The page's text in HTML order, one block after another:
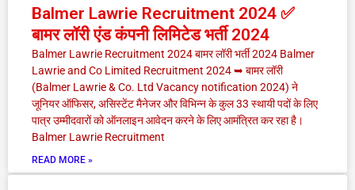
Balmer Lawrie Recruitment 2024 ✅
बामर लॉरी एंड कंपनी लिमिटेड भर्ती 2024
Balmer Lawrie Recruitment 2024 बामर लॉरी भर्ती 2024 Balmer
Lawrie and Co Limited Recruitment 2024 ➥ बामर लॉरी
(Balmer Lawrie & Co. Ltd Vacancy notification 2024) ने
जूनियर ऑफिसर, असिस्टेंट मैनेजर और विभिन्न के कुल 33 स्थायी पदों के लिए
पात्र उम्मीदवारों को ऑनलाइन आवेदन करने के लिए आमंत्रित कर रहा है।
Balmer Lawrie Recruitment
READ MORE »